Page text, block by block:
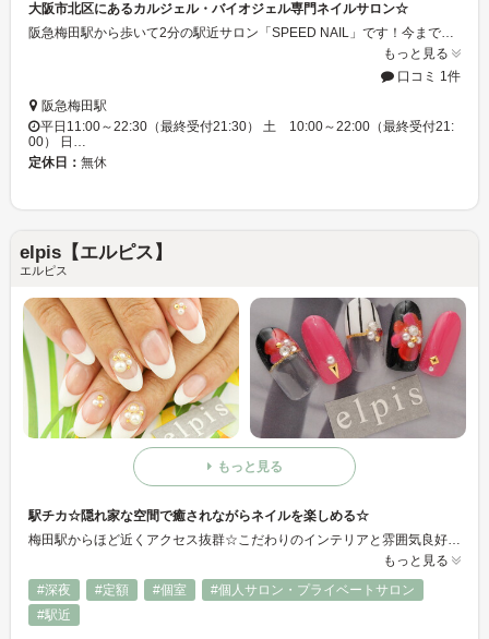
大阪市北区にあるカルジェル・バイオジェル専門ネイルサロン☆
阪急梅田駅から歩いて2分の駅近サロン「SPEED NAIL」です！今までのネイルサロンにない斬新な店舗デザインは、一見の価値有り☆☆ぜひ、遊びに来て下さいね！！当日予約も受け付けてますよ♪♪
もっと見る
口コミ 1件
阪急梅田駅
平日11:00～22:30（最終受付21:30） 土 10:00～22:00（最終受付21:
00） 日…
定休日： 無休
elpis【エルピス】
エルピス
もっと見る
駅チカ☆隠れ家な空間で癒されながらネイルを楽しめる☆
梅田駅からほど近くアクセス抜群☆こだわりのインテリアと雰囲気良好な空間であなたのネイルを楽しく演出◎平日22時までの営業だから仕事帰りでも楽々通えて便利！！スタッフ一同ココロよりお待ちしております。
もっと見る
#深夜
#定額 #個室
#個人サロン・プライベートサロン
#駅近